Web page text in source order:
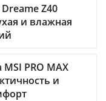
Z40
и влажная
PRO MAX
и